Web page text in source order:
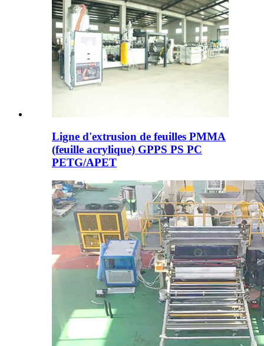
Ligne d'extrusion de feuilles PMMA
(feuille acrylique) GPPS PS PC
PETG/APET